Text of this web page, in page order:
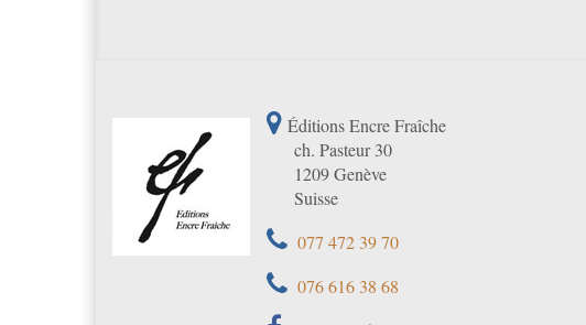
Éditions Encre Fraîche
ch. Pasteur 30
1209 Genève
Suisse
077 472 39 70
076 616 38 68